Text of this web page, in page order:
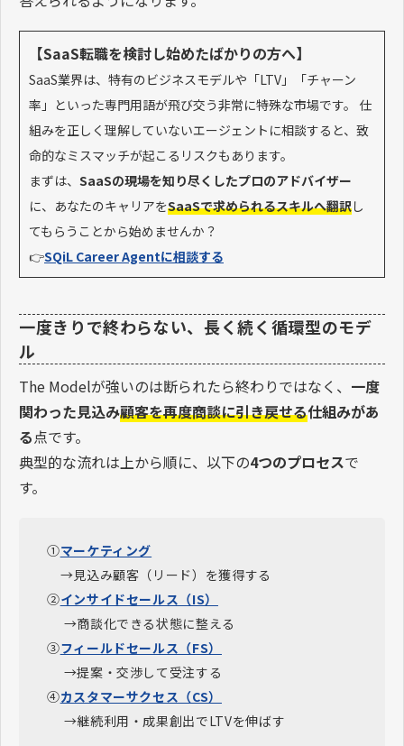
【SaaS転職を検討し始めたばかりの方へ】
SaaS業界は、特有のビジネスモデルや「LTV」「チャーン
率」といった専門用語が飛び交う非常に特殊な市場です。 仕
組みを正しく理解していないエージェントに相談すると、致
命的なミスマッチが起こるリスクもあります。
まずは、 SaaSの現場を知り尽くしたプロのアドバイザー
に、あなたのキャリアをSaaSで求められるスキルへ翻訳し
てもらうことから始めませんか？
👉SQiL Career Agentに相談する
一度きりで終わらない、長く続く循環型のモデ
ル
The Modelが強いのは断られたら終わりではなく、 一度
関わった見込み顧客を再度商談に引き戻せる仕組みがあ
る点です。
典型的な流れは上から順に、以下の4つのプロセスで
す。
①マーケティング
→見込み顧客（リード）を獲得する
②インサイドセールス（IS）
→商談化できる状態に整える
③フィールドセールス（FS）
→提案・交渉して受注する
④カスタマーサクセス（CS）
→継続利用・成果創出でLTVを伸ばす